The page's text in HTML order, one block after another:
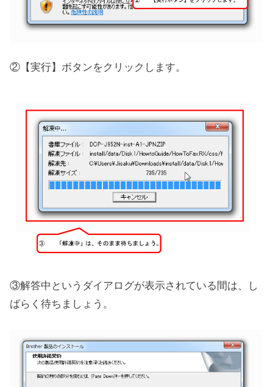
②【実行】ボタンをクリックします。
③解答中というダイアログが表示されている間は、し
ばらく待ちましょう。